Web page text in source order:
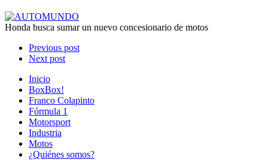
Honda busca sumar un nuevo concesionario de motos
Previous post
Next post
Inicio
BoxBox!
Franco Colapinto
Fórmula 1
Motorsport
Industria
Motos
¿Quiénes somos?